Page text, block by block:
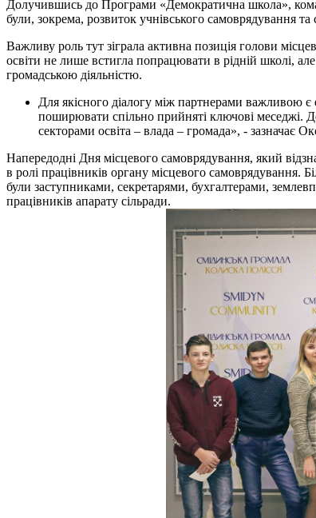
Долучившись до Програми «Демократична школа»,
були, зокрема, розвиток учнівського самоврядування та
Важливу роль тут зіграла активна позиція голови
освіти не лише встигла попрацювати в рідній школі,
громадською діяльністю.
Для якісного діалогу між партнерами важливою
поширювати спільно прийняті ключові меседжі.
секторами освіта – влада – громада», - зазначає
Напередодні Дня місцевого самоврядування, який
в ролі працівників органу місцевого самоврядування.
були заступниками, секретарями, бухгалтерами,
працівників апарату сільради.